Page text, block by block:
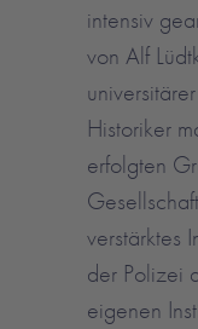
intensiv
von Alf
Historiker
erfolgten
verstärktes
der Polizei
eigenen